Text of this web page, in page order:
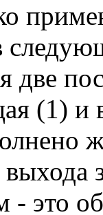
две
(1) и
- это